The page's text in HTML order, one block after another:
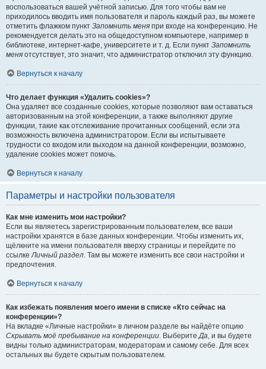
воспользоваться вашей учётной записью. Для того чтобы вам не
приходилось вводить имя пользователя и пароль каждый раз, вы можете
отметить флажком пункт Запомнить меня при входе на конференцию. Не
рекомендуется делать это на общедоступном компьютере, например в
библиотеке, интернет-кафе, университете и т. д. Если пункт Запомнить
меня отсутствует, это значит, что администратор отключил эту функцию.
Вернуться к началу
Что делает функция «Удалить cookies»?
Она удаляет все созданные cookies, которые позволяют вам оставаться
авторизованным на этой конференции, а также выполняют другие
функции, такие как отслеживание прочитанных сообщений, если эта
возможность включена администратором. Если вы испытываете
трудности со входом или выходом на данной конференции, возможно,
удаление cookies может помочь.
Вернуться к началу
Параметры и настройки пользователя
Как мне изменить мои настройки?
Если вы являетесь зарегистрированным пользователем, все ваши
настройки хранятся в базе данных конференции. Чтобы изменить их,
щёлкните на имени пользователя вверху страницы и перейдите по
ссылкеЛичный раздел. Там вы можете изменить все свои настройки и
предпочтения.
Вернуться к началу
Как избежать появления моего имени в списке «Кто сейчас на
конференции»?
На вкладке «Личные настройки» в личном разделе вы найдёте опцию
Скрывать моё пребывание на конференции. ВыберитеДа, и вы будете
видны только администраторам, модераторам и самому себе. Для всех
остальных вы будете скрытым пользователем.